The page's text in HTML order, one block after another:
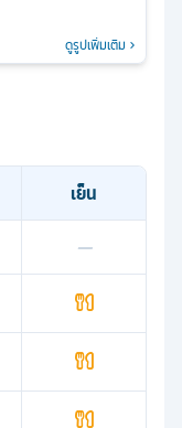
ดูรูปเพิ่มเติม
เย็น
—